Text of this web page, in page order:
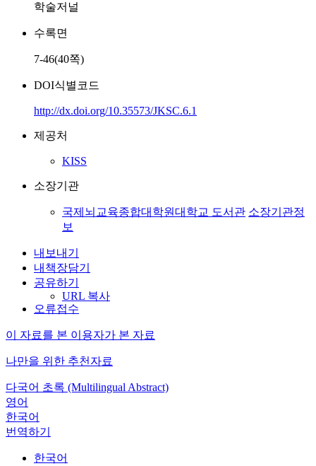
학술저널
수록면
7-46(40쪽)
DOI식별코드
http://dx.doi.org/10.35573/JKSC.6.1
제공처
KISS
소장기관
국제뇌교육종합대학원대학교 도서관 소장기관정
보
내보내기
내책장담기
공유하기
URL 복사
오류접수
이 자료를 본 이용자가 본 자료
나만을 위한 추천자료
다국어 초록 (Multilingual Abstract)
영어
한국어
번역하기
한국어